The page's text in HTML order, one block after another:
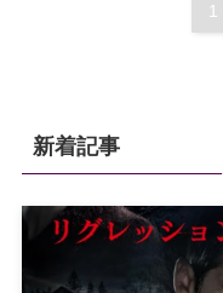
1
新着記事